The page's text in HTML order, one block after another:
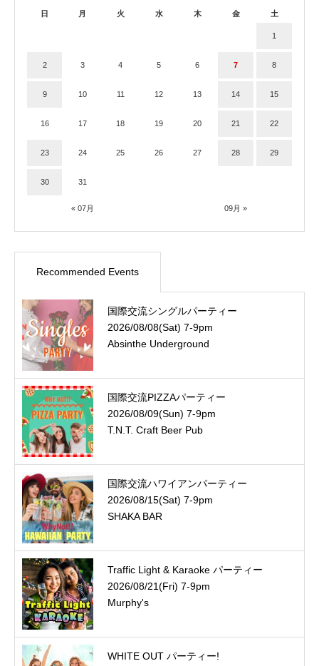
日 月 火 水 木 金 土
« 07月 09月 »
1
2 3 4 5 6 7 8
9 10 11 12 13 14 15
16 17 18 19 20 21 22
23 24 25 26 27 28 29
30 31
Recommended Events
国際交流シングルパーティー
2026/08/08(Sat) 7-9pm
Absinthe Underground
国際交流PIZZAパーティー
2026/08/09(Sun) 7-9pm
T.N.T. Craft Beer Pub
国際交流ハワイアンパーティー
2026/08/15(Sat) 7-9pm
SHAKA BAR
Traffic Light & Karaoke パーティー
2026/08/21(Fri) 7-9pm
Murphy's
WHITE OUT パーティー!